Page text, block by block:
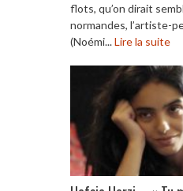
flots, qu’on dirait
normandes, l’artiste-
(Noémi...Lire la suite